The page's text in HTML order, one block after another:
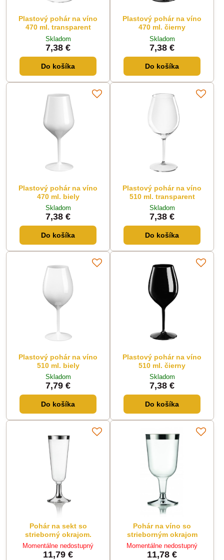
Plastový pohár na víno
470 ml. transparent
Skladom
7,38 €
Do košíka
Plastový pohár na víno
470 ml. čierny
Skladom
7,38 €
Do košíka
Plastový pohár na víno
470 ml. biely
Skladom
7,38 €
Do košíka
Plastový pohár na víno
510 ml. transparent
Skladom
7,38 €
Do košíka
Plastový pohár na víno
510 ml. biely
Skladom
7,79 €
Do košíka
Plastový pohár na víno
510 ml. čierny
Skladom
7,38 €
Do košíka
Pohár na sekt so
strieborný okrajom.
Momentálne nedostupný
11,79 €
Pohár na víno so
strieborným okrajom
Momentálne nedostupný
11,78 €